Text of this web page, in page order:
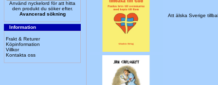
Använd nyckelord för att hitta
den produkt du söker efter.
Avancerad sökning
Information
Frakt & Returer
Köpinformation
Villkor
Kontakta oss
Att älska Sverige